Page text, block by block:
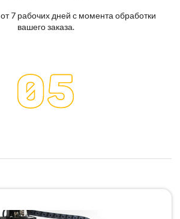
7 рабочих дней с момента обработки
вашего заказа.